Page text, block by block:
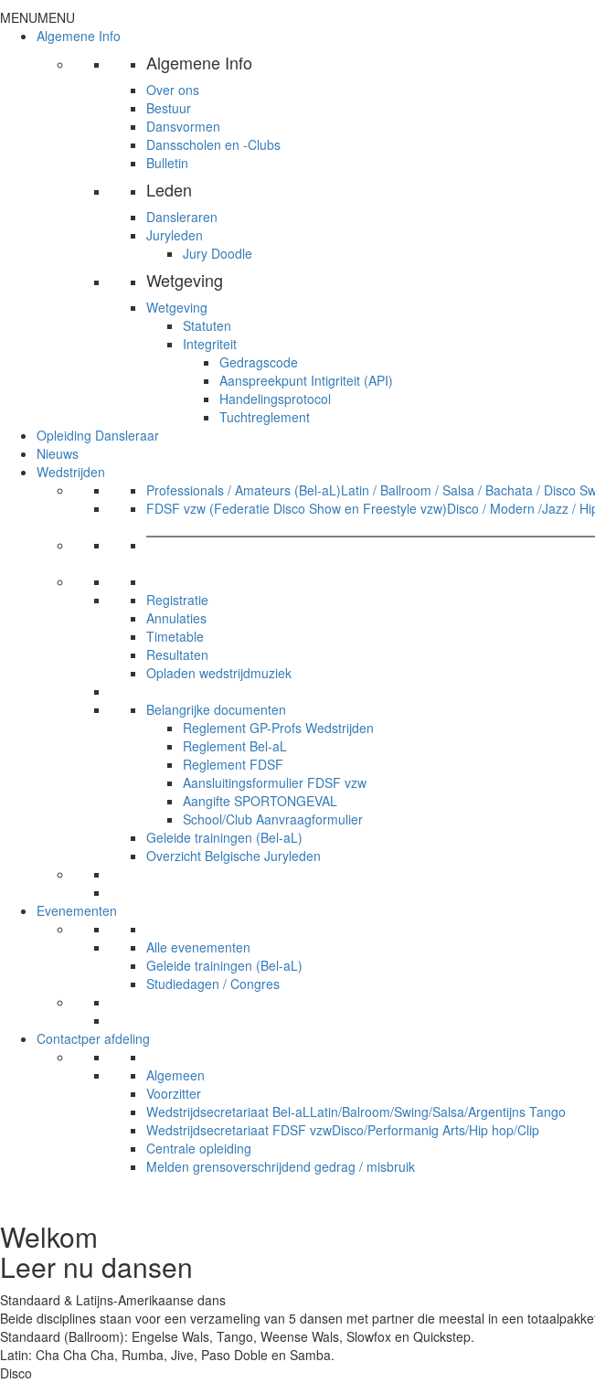
MENUMENU
Algemene Info
Algemene Info
Over ons
Bestuur
Dansvormen
Dansscholen en -Clubs
Bulletin
Leden
Dansleraren
Juryleden
Jury Doodle
Wetgeving
Wetgeving
Statuten
Integriteit
Gedragscode
Aanspreekpunt Intigriteit (API)
Handelingsprotocol
Tuchtreglement
Opleiding Dansleraar
Nieuws
Wedstrijden
Professionals / Amateurs (Bel-aL)Latin / Ballroom / Salsa / Bachata / Disco
FDSF vzw (Federatie Disco Show en Freestyle vzw)Disco / Modern /Jazz /
Registratie
Annulaties
Timetable
Resultaten
Opladen wedstrijdmuziek
Belangrijke documenten
Reglement GP-Profs Wedstrijden
Reglement Bel-aL
Reglement FDSF
Aansluitingsformulier FDSF vzw
Aangifte SPORTONGEVAL
School/Club Aanvraagformulier
Geleide trainingen (Bel-aL)
Overzicht Belgische Juryleden
Evenementen
Alle evenementen
Geleide trainingen (Bel-aL)
Studiedagen / Congres
Contactper afdeling
Algemeen
Voorzitter
Wedstrijdsecretariaat Bel-aLLatin/Balroom/Swing/Salsa/Argentijns Tango
Wedstrijdsecretariaat FDSF vzwDisco/Performanig Arts/Hip hop/Clip
Centrale opleiding
Melden grensoverschrijdend gedrag / misbruik
Welkom
Leer nu dansen
Standaard & Latijns-Amerikaanse dans
Beide disciplines staan voor een verzameling van 5 dansen met partner die meestal in een
Standaard (Ballroom): Engelse Wals, Tango, Weense Wals, Slowfox en Quickstep.
Latin: Cha Cha Cha, Rumba, Jive, Paso Doble en Samba.
Disco